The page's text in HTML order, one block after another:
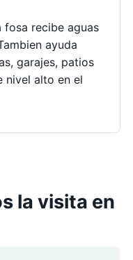
fosa recibe aguas
ayuda
garajes, patios
nivel alto en el
la visita en